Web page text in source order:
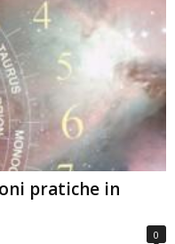
pratiche in
0